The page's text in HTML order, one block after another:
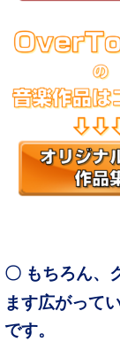
〇 もちろん、
ます広がって
です。